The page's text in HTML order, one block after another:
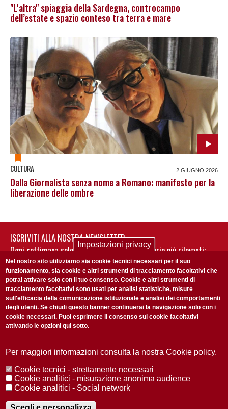
"L'altra" spiaggia della Sardegna, controcampo
dell’estate e spazio conteso tra terra e mare
CULTURA 2 GIUGNO 2026
Dalla Giornalista senza nome a Romano: manifesto per la
liberazione delle ombre
ISCRIVITI ALLA NOSTRA NEWSLETTER
Ogni settimana selezioniamo per te nostre storie più rilevanti:
non perderti gli aggiornamenti della nostra newsletter
Accetto laPrivacy Policy
Redazione Copyright Privacy
Area stampa
© 2025 Università di Padova
Registrazione presso il Tribunale di Padova n. 2097/2012 del 18 giugno
Impostazioni privacy
Nel nostro sito utilizziamo sia cookie tecnici necessari per il suo
funzionamento, sia cookie e altri strumenti di tracciamento facoltativi che
potrai attivare solo con il tuo consenso. Cookie e altri strumenti di
tracciamento facoltativi sono usati per analisi statistiche, misure
sull'efficacia della comunicazione istituzionale e analisi dei comportamenti
degli utenti. Se chiudi questo banner continuerai la navigazione solo con i
cookie necessari. Puoi esprimere il consenso sui cookie facoltativi
attivando le opzioni qui sotto.
Per maggiori informazioni consulta la nostra Cookie policy.
Cookie tecnici - strettamente necessari
Cookie analitici - misurazione anonima audience
Cookie analitici - Social network